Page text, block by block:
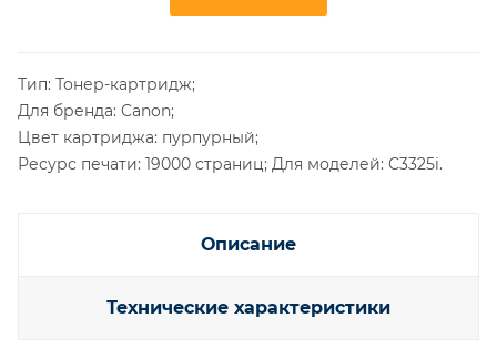
Тип: Тонер-картридж;
Для бренда: Canon;
Цвет картриджа: пурпурный;
Ресурс печати: 19000 страниц; Для моделей: C3325i.
Описание
Технические характеристики